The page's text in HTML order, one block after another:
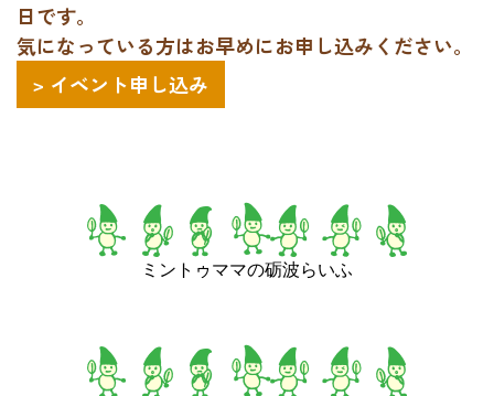
日です。
気になっている方はお早めにお申し込みください。
イベント申し込み
ミントゥママの砺波らいふ